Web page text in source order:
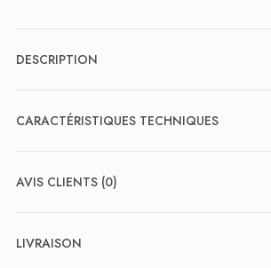
DESCRIPTION
CARACTÉRISTIQUES TECHNIQUES
AVIS CLIENTS (0)
LIVRAISON